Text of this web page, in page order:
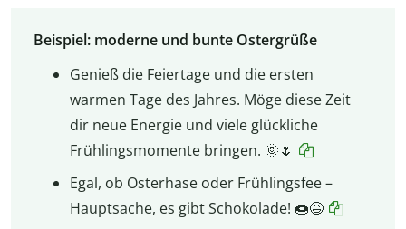
Beispiel: moderne und bunte Ostergrüße
Genieß die Feiertage und die ersten
warmen Tage des Jahres. Möge diese Zeit
dir neue Energie und viele glückliche
Frühlingsmomente bringen. 🌞🌷
Egal, ob Osterhase oder Frühlingsfee –
Hauptsache, es gibt Schokolade! 🍩😆